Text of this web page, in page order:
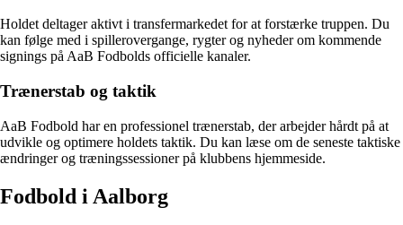
Holdet deltager aktivt i transfermarkedet for at forstærke truppen. Du
kan følge med i spillerovergange, rygter og nyheder om kommende
signings på AaB Fodbolds officielle kanaler.
Trænerstab og taktik
AaB Fodbold har en professionel trænerstab, der arbejder hårdt på at
udvikle og optimere holdets taktik. Du kan læse om de seneste taktiske
ændringer og træningssessioner på klubbens hjemmeside.
Fodbold i Aalborg